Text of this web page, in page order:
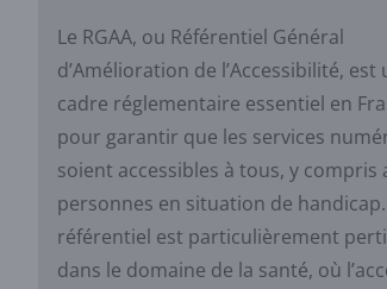
Le RGAA, ou Référentiel Général
d’Amélioration de l’Accessibilité, est
cadre réglementaire essentiel en
pour garantir que les services
soient accessibles à tous, y compris
personnes en situation de handicap.
référentiel est particulièrement
dans le domaine de la santé, où